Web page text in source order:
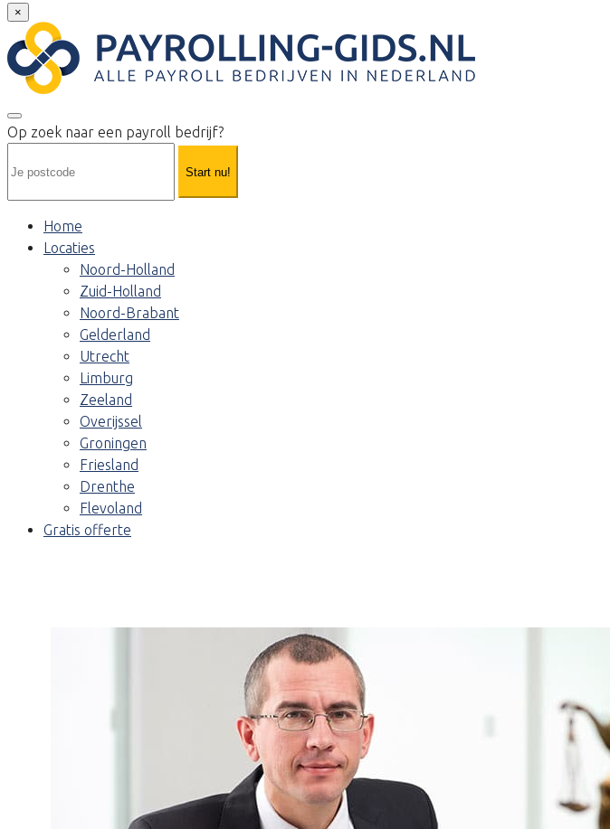
×
Op zoek naar een payroll bedrijf?
Start nu!
Home
Locaties
Noord-Holland
Zuid-Holland
Noord-Brabant
Gelderland
Utrecht
Limburg
Zeeland
Overijssel
Groningen
Friesland
Drenthe
Flevoland
Gratis offerte